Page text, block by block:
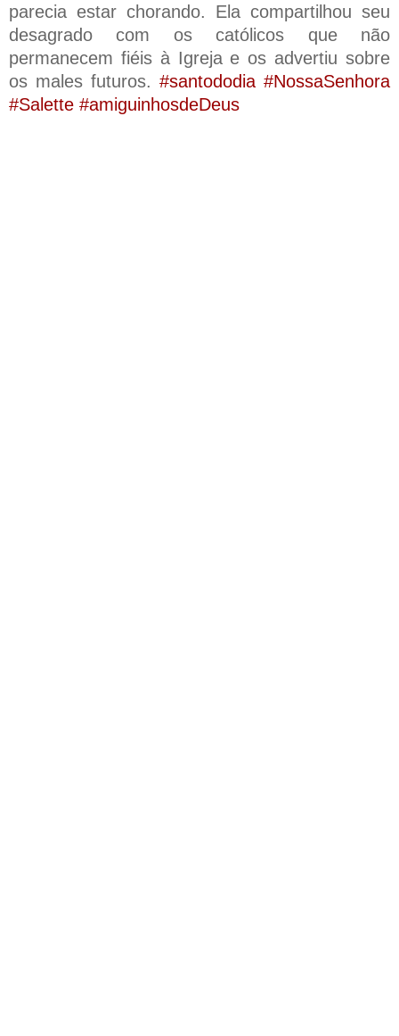
parecia estar chorando. Ela compartilhou seu
desagrado com os católicos que não
permanecem fiéis à Igreja e os advertiu sobre
os males futuros. #santododia #NossaSenhora
#Salette #amiguinhosdeDeus